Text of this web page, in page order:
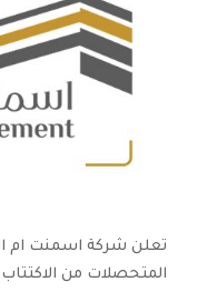
تعلن شركة اسمنت ام